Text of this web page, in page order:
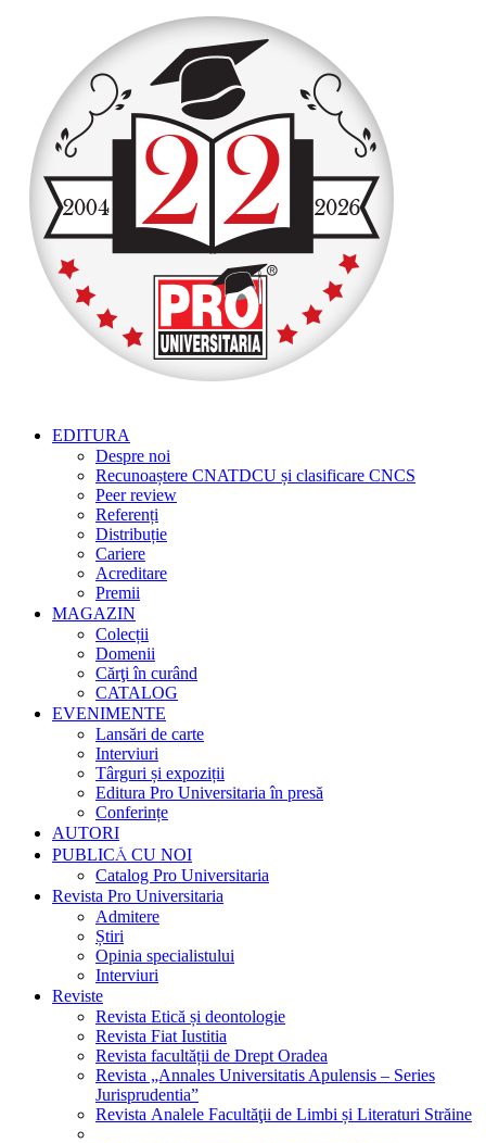
EDITURA
Despre noi
Recunoaștere CNATDCU și clasificare CNCS
Peer review
Referenți
Distribuție
Cariere
Acreditare
Premii
MAGAZIN
Colecții
Domenii
Cărţi în curând
CATALOG
EVENIMENTE
Lansări de carte
Interviuri
Târguri și expoziții
Editura Pro Universitaria în presă
Conferințe
AUTORI
PUBLICĂ CU NOI
Catalog Pro Universitaria
Revista Pro Universitaria
Admitere
Știri
Opinia specialistului
Interviuri
Reviste
Revista Etică și deontologie
Revista Fiat Iustitia
Revista facultății de Drept Oradea
Revista „Annales Universitatis Apulensis – Series
Jurisprudentia”
Revista Analele Facultăţii de Limbi și Literaturi Străine